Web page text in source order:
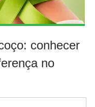
conhecer
no